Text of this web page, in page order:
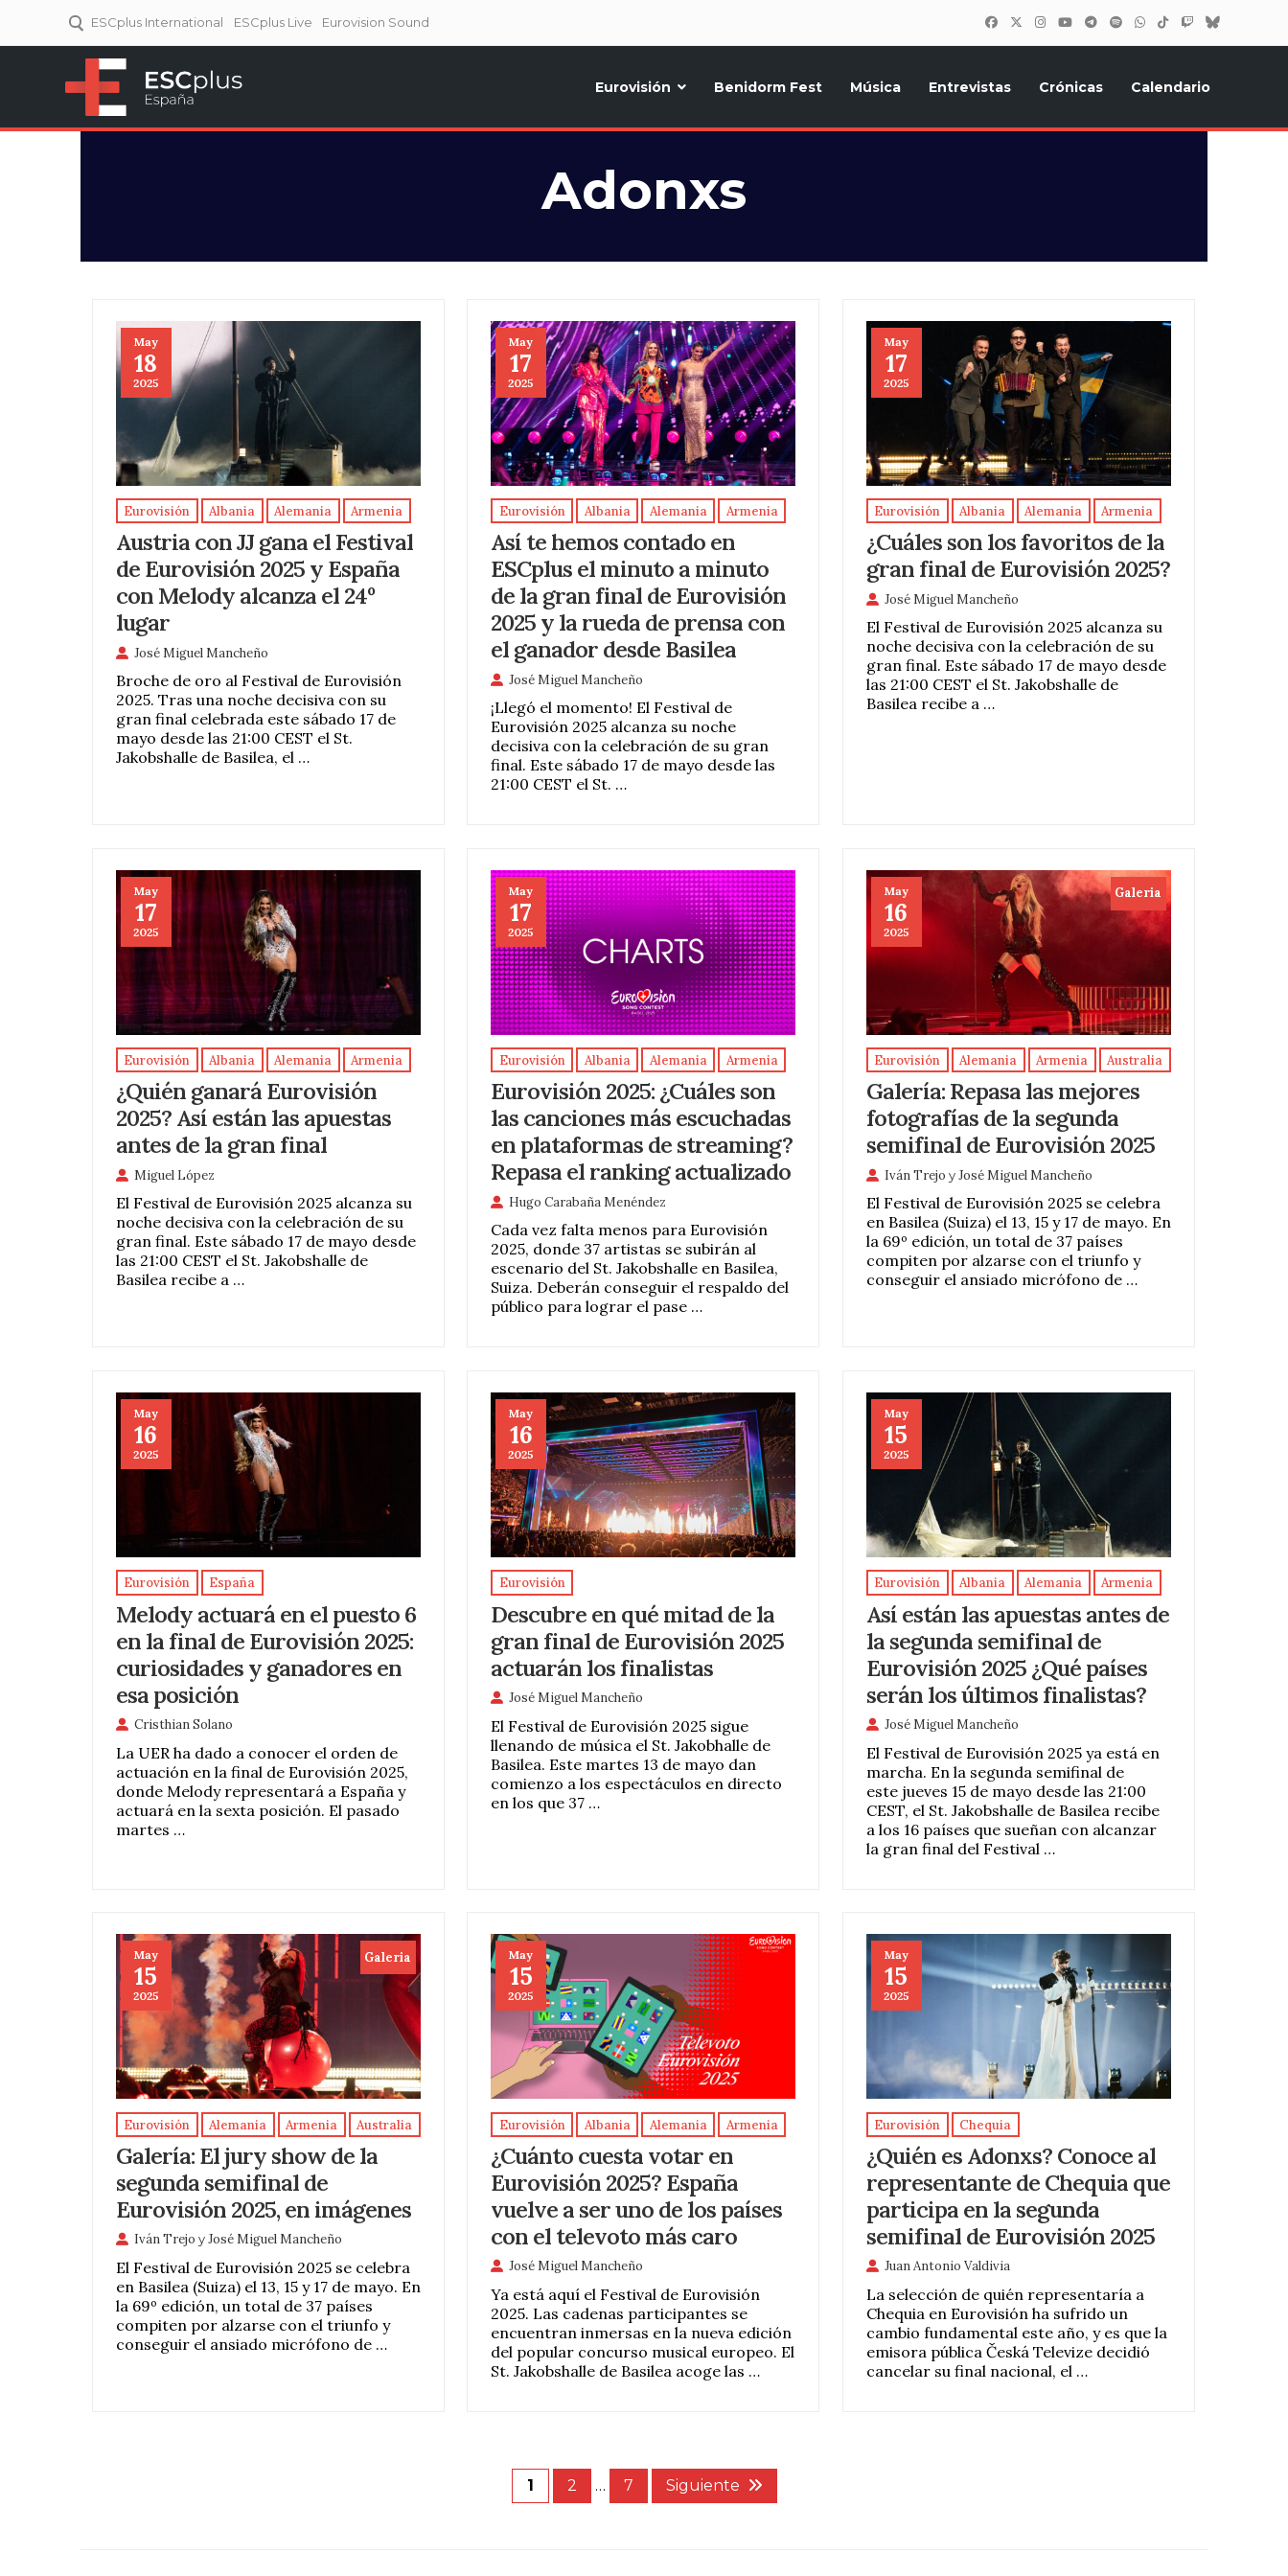
ESCplus International ESCplus Live Eurovision Sound
Eurovisión Benidorm Fest Música Entrevistas Crónicas Calendario
Adonxs
May
18
2025
Eurovisión Albania Alemania Armenia
Austria con JJ gana el Festival
de Eurovisión 2025 y España
con Melody alcanza el 24º
lugar
José Miguel Mancheño
Broche de oro al Festival de Eurovisión
2025. Tras una noche decisiva con su
gran final celebrada este sábado 17 de
mayo desde las 21:00 CEST el St.
Jakobshalle de Basilea, el …
May
17
2025
Eurovisión Albania Alemania Armenia
Así te hemos contado en
ESCplus el minuto a minuto
de la gran final de Eurovisión
2025 y la rueda de prensa con
el ganador desde Basilea
José Miguel Mancheño
¡Llegó el momento! El Festival de
Eurovisión 2025 alcanza su noche
decisiva con la celebración de su gran
final. Este sábado 17 de mayo desde las
21:00 CEST el St. …
May
17
2025
Eurovisión Albania Alemania Armenia
¿Cuáles son los favoritos de la
gran final de Eurovisión 2025?
José Miguel Mancheño
El Festival de Eurovisión 2025 alcanza su
noche decisiva con la celebración de su
gran final. Este sábado 17 de mayo desde
las 21:00 CEST el St. Jakobshalle de
Basilea recibe a …
May
17
2025
Eurovisión Albania Alemania Armenia
¿Quién ganará Eurovisión
2025? Así están las apuestas
antes de la gran final
Miguel López
El Festival de Eurovisión 2025 alcanza su
noche decisiva con la celebración de su
gran final. Este sábado 17 de mayo desde
las 21:00 CEST el St. Jakobshalle de
Basilea recibe a …
May
17
2025
Eurovisión Albania Alemania Armenia
Eurovisión 2025: ¿Cuáles son
las canciones más escuchadas
en plataformas de streaming?
Repasa el ranking actualizado
Hugo Carabaña Menéndez
Cada vez falta menos para Eurovisión
2025, donde 37 artistas se subirán al
escenario del St. Jakobshalle en Basilea,
Suiza. Deberán conseguir el respaldo del
público para lograr el pase …
May
16
2025
Galeria
Eurovisión Alemania Armenia Australia
Galería: Repasa las mejores
fotografías de la segunda
semifinal de Eurovisión 2025
Iván Trejo yJosé Miguel Mancheño
El Festival de Eurovisión 2025 se celebra
en Basilea (Suiza) el 13, 15 y 17 de mayo. En
la 69º edición, un total de 37 países
compiten por alzarse con el triunfo y
conseguir el ansiado micrófono de …
May
16
2025
Eurovisión España
Melody actuará en el puesto 6
en la final de Eurovisión 2025:
curiosidades y ganadores en
esa posición
Cristhian Solano
La UER ha dado a conocer el orden de
actuación en la final de Eurovisión 2025,
donde Melody representará a España y
actuará en la sexta posición. El pasado
martes …
May
16
2025
Eurovisión
Descubre en qué mitad de la
gran final de Eurovisión 2025
actuarán los finalistas
José Miguel Mancheño
El Festival de Eurovisión 2025 sigue
llenando de música el St. Jakobhalle de
Basilea. Este martes 13 de mayo dan
comienzo a los espectáculos en directo
en los que 37 …
May
15
2025
Eurovisión Albania Alemania Armenia
Así están las apuestas antes de
la segunda semifinal de
Eurovisión 2025 ¿Qué países
serán los últimos finalistas?
José Miguel Mancheño
El Festival de Eurovisión 2025 ya está en
marcha. En la segunda semifinal de
este jueves 15 de mayo desde las 21:00
CEST, el St. Jakobshalle de Basilea recibe
a los 16 países que sueñan con alcanzar
la gran final del Festival …
May
15
2025
Galeria
Eurovisión Alemania Armenia Australia
Galería: El jury show de la
segunda semifinal de
Eurovisión 2025, en imágenes
Iván Trejo yJosé Miguel Mancheño
El Festival de Eurovisión 2025 se celebra
en Basilea (Suiza) el 13, 15 y 17 de mayo. En
la 69º edición, un total de 37 países
compiten por alzarse con el triunfo y
conseguir el ansiado micrófono de …
May
15
2025
Eurovisión Albania Alemania Armenia
¿Cuánto cuesta votar en
Eurovisión 2025? España
vuelve a ser uno de los países
con el televoto más caro
José Miguel Mancheño
Ya está aquí el Festival de Eurovisión
2025. Las cadenas participantes se
encuentran inmersas en la nueva edición
del popular concurso musical europeo. El
St. Jakobshalle de Basilea acoge las …
May
15
2025
Eurovisión Chequia
¿Quién es Adonxs? Conoce al
representante de Chequia que
participa en la segunda
semifinal de Eurovisión 2025
Juan Antonio Valdivia
La selección de quién representaría a
Chequia en Eurovisión ha sufrido un
cambio fundamental este año, y es que la
emisora pública Česká Televize decidió
cancelar su final nacional, el …
1 2 … 7 Siguiente